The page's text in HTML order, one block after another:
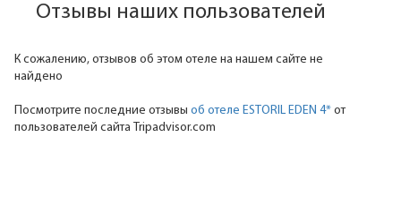
Отзывы наших пользователей
К сожалению, отзывов об этом отеле на нашем сайте не
найдено
Посмотрите последние отзывы об отеле ESTORIL EDEN 4* от
пользователей сайта Tripadvisor.com